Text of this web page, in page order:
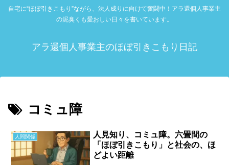
自宅に“ほぼ引きこもり”ながら、法人成りに向けて奮闘中！アラ還個人事業主
の泥臭くも愛おしい日々を書いています。
アラ還個人事業主のほぼ引きこもり日記
コミュ障
人間関係
人見知り、コミュ障。六畳間の
「ほぼ引きこもり」と社会の、ほ
どよい距離